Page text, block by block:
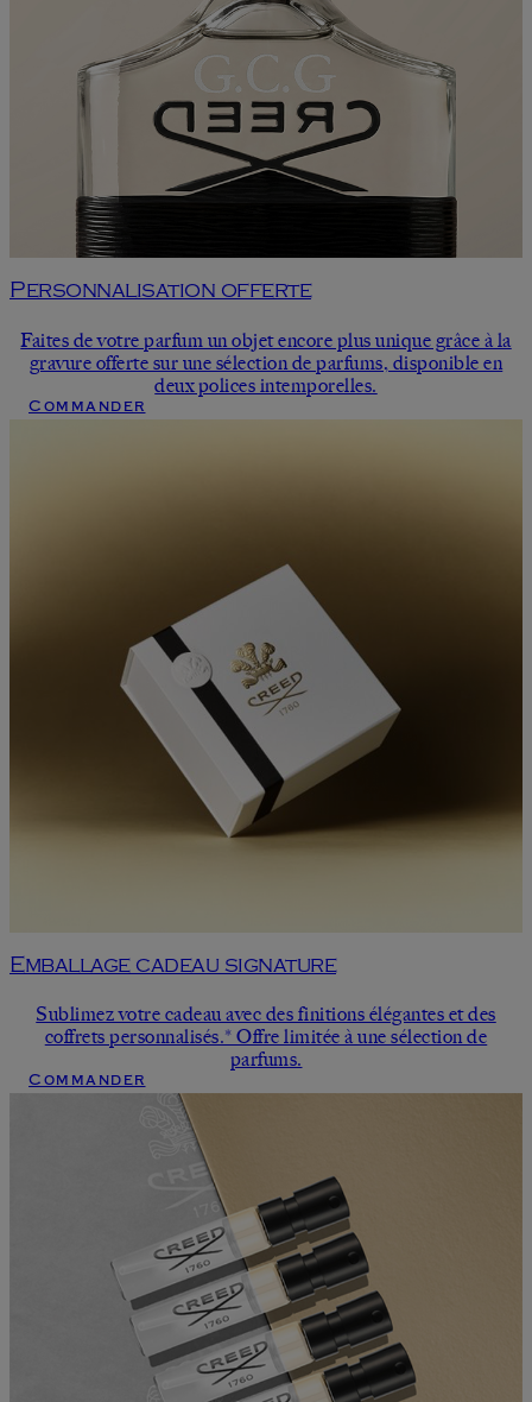
Personnalisation offerte
Faites de votre parfum un objet encore plus unique grâce à la
gravure offerte sur une sélection de parfums, disponible en
deux polices intemporelles.
Commander
Emballage cadeau signature
Sublimez votre cadeau avec des finitions élégantes et des
coffrets personnalisés.* Offre limitée à une sélection de
parfums.
Commander